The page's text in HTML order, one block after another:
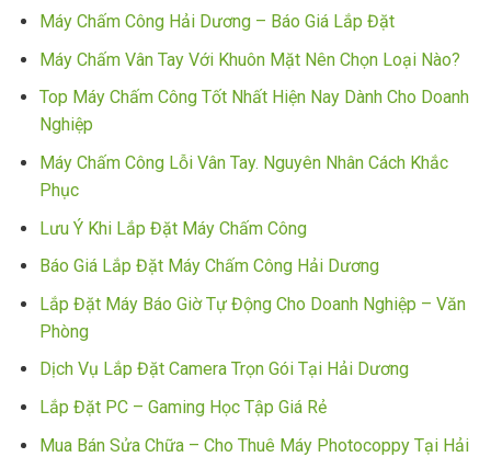
Máy Chấm Công Hải Dương – Báo Giá Lắp Đặt
Máy Chấm Vân Tay Với Khuôn Mặt Nên Chọn Loại Nào?
Top Máy Chấm Công Tốt Nhất Hiện Nay Dành Cho Doanh
Nghiệp
Máy Chấm Công Lỗi Vân Tay. Nguyên Nhân Cách Khắc
Phục
Lưu Ý Khi Lắp Đặt Máy Chấm Công
Báo Giá Lắp Đặt Máy Chấm Công Hải Dương
Lắp Đặt Máy Báo Giờ Tự Động Cho Doanh Nghiệp – Văn
Phòng
Dịch Vụ Lắp Đặt Camera Trọn Gói Tại Hải Dương
Lắp Đặt PC – Gaming Học Tập Giá Rẻ
Mua Bán Sửa Chữa – Cho Thuê Máy Photocoppy Tại Hải